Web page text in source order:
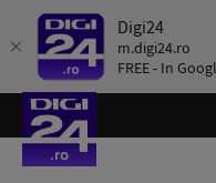
Digi24
m.digi24.ro
FREE - In